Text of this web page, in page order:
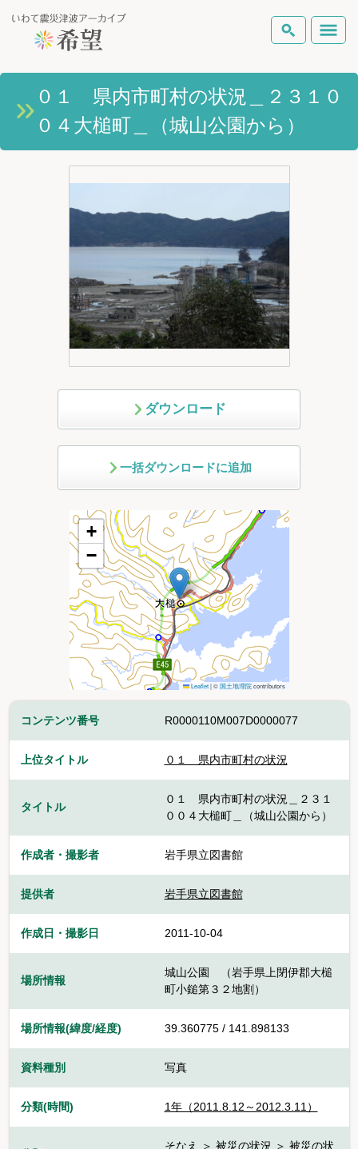
いわて震災津波アーカイブとは
岩手県の被害状況
ピックアップコンテンツ
検索
０１ 県内市町村の状況＿２３１０
０４大槌町＿（城山公園から）
ダウンロード
一括ダウンロードに追加
+
−
Leaflet |©国土地理院contributors
コンテンツ番号 R0000110M007D0000077
上位タイトル ０１ 県内市町村の状況
タイトル
０１ 県内市町村の状況＿２３１
００４大槌町＿（城山公園から）
作成者・撮影者 岩手県立図書館
提供者 岩手県立図書館
作成日・撮影日 2011-10-04
場所情報
城山公園 （岩手県上閉伊郡大槌
町小鎚第３２地割）
場所情報(緯度/経度) 39.360775 / 141.898133
資料種別 写真
分類(時間) 1年（2011.8.12～2012.3.11）
そなえ ＞ 被災の状況 ＞ 被災の状